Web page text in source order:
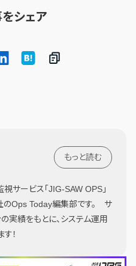
シェア
もっと読む
サービス「JIG-SAW OPS」
のOps Today編集部です。 サ
績をもとに、システム運用
！